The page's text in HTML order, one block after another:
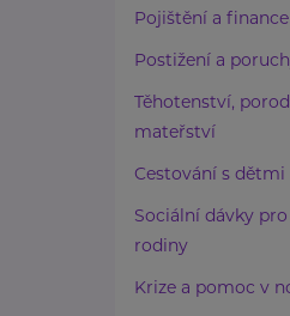
Pojištění a finance
Postižení a
Těhotenství,
mateřství
Cestování s dětmi
Sociální dávky pro
rodiny
Krize a pomoc v